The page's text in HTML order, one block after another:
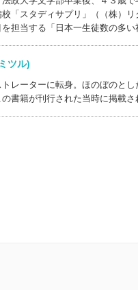
「スタディサプリ」（（株）
担当する「日本一生徒数の多
ミツル)
レーターに転身。ほのぼのと
書籍が刊行された当時に掲載さ